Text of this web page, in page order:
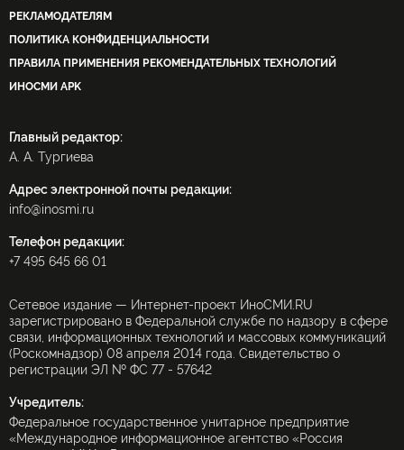
РЕКЛАМОДАТЕЛЯМ
ПОЛИТИКА КОНФИДЕНЦИАЛЬНОСТИ
ПРАВИЛА ПРИМЕНЕНИЯ РЕКОМЕНДАТЕЛЬНЫХ ТЕХНОЛОГИЙ
ИНОСМИ APK
Главный редактор:
А. А. Тургиева
Адрес электронной почты редакции:
info@inosmi.ru
Телефон редакции:
+7 495 645 66 01
Сетевое издание — Интернет-проект ИноСМИ.RU
зарегистрировано в Федеральной службе по надзору в сфере
связи, информационных технологий и массовых коммуникаций
(Роскомнадзор) 08 апреля 2014 года. Свидетельство о
регистрации ЭЛ № ФС 77 - 57642
Учредитель:
Федеральное государственное унитарное предприятие
«Международное информационное агентство «Россия